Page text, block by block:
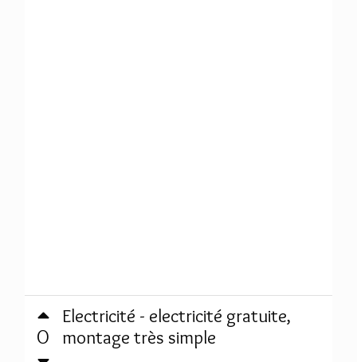
0
Electricité - electricité gratuite,
montage très simple